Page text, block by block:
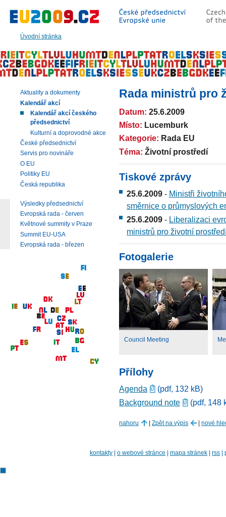
Úvodní stránka
hlavní
|
navigaci
|
vyhledávání
Rada ministrů pro
Datum: 25.6.2009
Místo: Lucemburk
Kategorie: Rada EU
Téma: Životní prostředí
Tiskové zprávy
25.6.2009 - Ministři
směrnice o průmyslových
25.6.2009 - Liberalizaci
ministrů pro životní
Fotogalerie
Council Meeting
Přílohy
Agenda
(pdf, 132 kB)
Background note
(pdf, 148
nahoru | Zpět na výpis | nové
Aktuality a dokumenty
Kalendář akcí
Kalendář akcí českého
předsednictví
Kulturní a doprovodné akce
České předsednictví
Servis pro novináře
O EU
Politiky EU
Česká republika
Výsledky předsednictví
Evropská rada - červen
Květnové summity v Praze
Summit EU-USA
Evropská rada - březen
kontakty | o webové stránce | mapa stránek | rss |